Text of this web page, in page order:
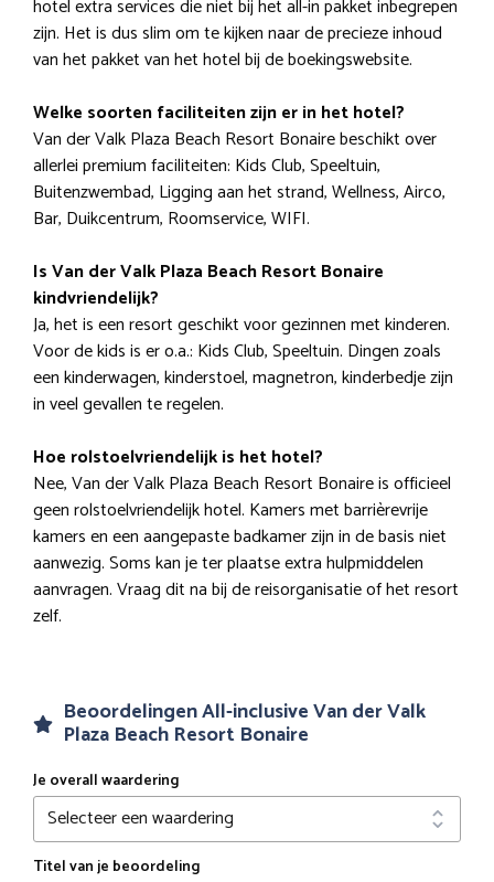
hotel extra services die niet bij het all-in pakket inbegrepen
zijn. Het is dus slim om te kijken naar de precieze inhoud
van het pakket van het hotel bij de boekingswebsite.
Welke soorten faciliteiten zijn er in het hotel?
Van der Valk Plaza Beach Resort Bonaire beschikt over
allerlei premium faciliteiten: Kids Club, Speeltuin,
Buitenzwembad, Ligging aan het strand, Wellness, Airco,
Bar, Duikcentrum, Roomservice, WIFI.
Is Van der Valk Plaza Beach Resort Bonaire
kindvriendelijk?
Ja, het is een resort geschikt voor gezinnen met kinderen.
Voor de kids is er o.a.: Kids Club, Speeltuin. Dingen zoals
een kinderwagen, kinderstoel, magnetron, kinderbedje zijn
in veel gevallen te regelen.
Hoe rolstoelvriendelijk is het hotel?
Nee, Van der Valk Plaza Beach Resort Bonaire is officieel
geen rolstoelvriendelijk hotel. Kamers met barrièrevrije
kamers en een aangepaste badkamer zijn in de basis niet
aanwezig. Soms kan je ter plaatse extra hulpmiddelen
aanvragen. Vraag dit na bij de reisorganisatie of het resort
zelf.
Beoordelingen All-inclusive Van der Valk
Plaza Beach Resort Bonaire
Je overall waardering
Titel van je beoordeling